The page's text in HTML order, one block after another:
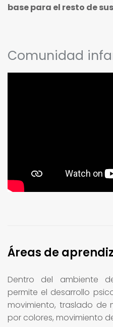
base para el resto de
Comunidad
Áreas de
Dentro del ambiente
permite el desarrollo
movimiento, traslado de
por colores, movimiento